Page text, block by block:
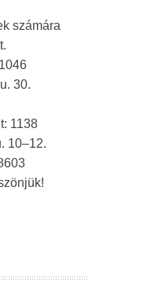
számára
30.
1138
10–12.